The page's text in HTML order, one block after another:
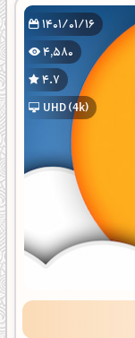
1401/01/16
4,580
4.7
UHD (4k)